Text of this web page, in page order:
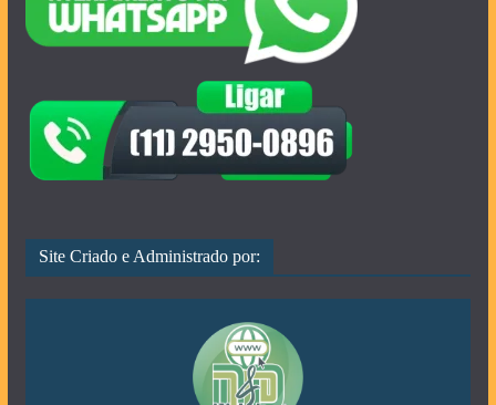
Site Criado e Administrado por: